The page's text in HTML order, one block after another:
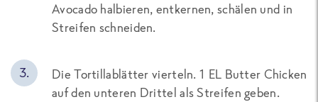
Avocado halbieren, entkernen, schälen und in
Streifen schneiden.
Die Tortillablätter vierteln. 1 EL Butter Chicken
auf den unteren Drittel als Streifen geben.